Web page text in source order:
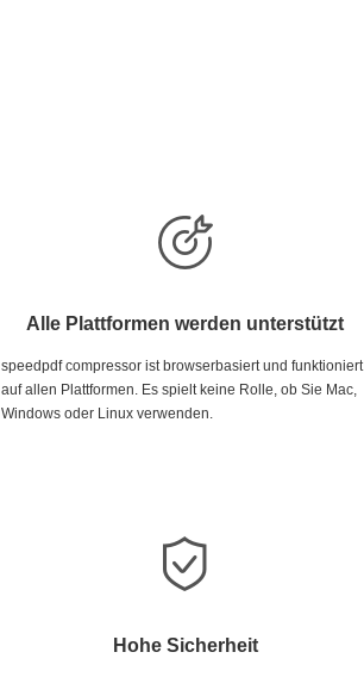
Alle Plattformen werden unterstützt
speedpdf compressor ist browserbasiert und funktioniert
auf allen Plattformen. Es spielt keine Rolle, ob Sie Mac,
Windows oder Linux verwenden.
Hohe Sicherheit